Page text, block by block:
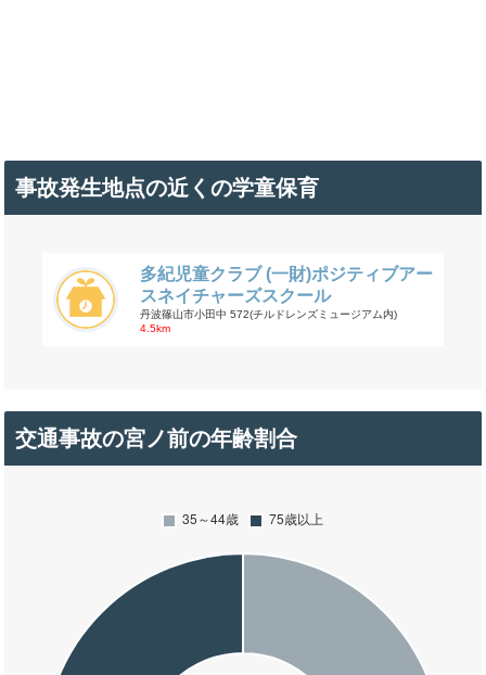
事故発生地点の近くの学童保育
多紀児童クラブ (一財)ポジティブアー
スネイチャーズスクール
丹波篠山市小田中 572(チルドレンズミュージアム内)
4.5km
交通事故の宮ノ前の年齢割合